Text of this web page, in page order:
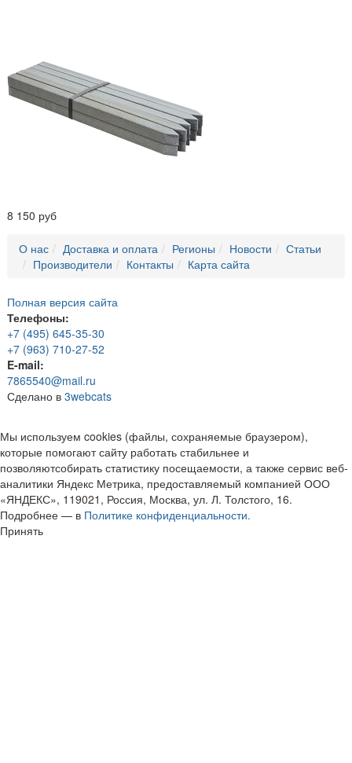
8 150 руб
О нас Доставка и оплата Регионы Новости
Статьи
Производители
Контакты Карта сайта
Полная версия сайта
Телефоны:
+7 (495) 645-35-30
+7 (963) 710-27-52
E-mail:
7865540@mail.ru
Сделано в 3webcats
Мы используем cookies (файлы, сохраняемые браузером),
которые помогают сайту работать стабильнее и
позволяютсобирать статистику посещаемости, а также сервис веб-
аналитики Яндекс Метрика, предоставляемый компанией ООО
«ЯНДЕКС», 119021, Россия, Москва, ул. Л. Толстого, 16.
Подробнее — в Политике конфиденциальности.
Принять